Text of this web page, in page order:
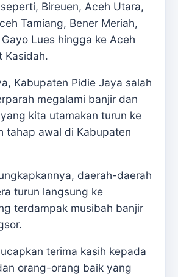
Bireuen, Aceh Utara,
Tamiang, Bener Meriah,
Lues hingga ke Aceh
Kasidah.
Kabupaten Pidie Jaya salah
megalami banjir dan
kita utamakan turun ke
tahap awal di Kabupaten
daerah-daerah
turun langsung ke
terdampak musibah banjir
terima kasih kepada
orang-orang baik yang